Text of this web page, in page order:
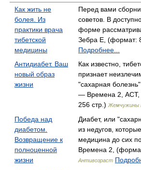
Как жить не
болея. Из
практики врача
тибетской
медицины
Перед вами
советов. В
форме
Зебра Е, (формат:
Подробнее...
Антидиабет. Ваш
новый образ
жизни
Как известно,
признает
"сахарная
— Времена 2, АСТ,
256 стр.) Жемчужины
Победа над
диабетом.
Возвращение к
полноценной
жизни
Диабет, или
из недугов,
медицина до сих
Времена 2,
Антивозраст